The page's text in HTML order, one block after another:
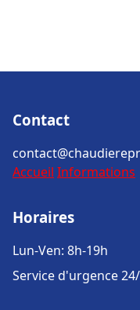
Contact
Accueil Informations
Horaires
Lun-Ven: 8h-19h
Service d'urgence